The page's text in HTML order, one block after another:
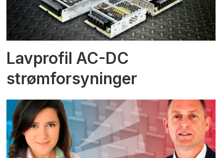
Lavprofil AC-DC
strømforsyninger